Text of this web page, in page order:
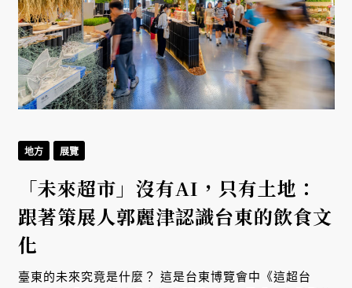
地方 展覽
「未來超市」沒有AI，只有土地：
跟著策展人郭麗津認識台東的飲食文
化
臺東的未來究竟是什麼？ 這是台東博覽會中《這超台